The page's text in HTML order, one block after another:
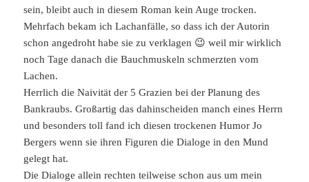
sein, bleibt auch in diesem Roman kein Auge trocken.
Mehrfach bekam ich Lachanfälle, so dass ich der Autorin
schon angedroht habe sie zu verklagen 😉 weil mir wirklich
noch Tage danach die Bauchmuskeln schmerzten vom
Lachen.
Herrlich die Naivität der 5 Grazien bei der Planung des
Bankraubs. Großartig das dahinscheiden manch eines Herrn
und besonders toll fand ich diesen trockenen Humor Jo
Bergers wenn sie ihren Figuren die Dialoge in den Mund
gelegt hat.
Die Dialoge allein rechten teilweise schon aus um mein